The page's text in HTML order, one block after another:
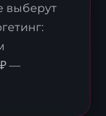
выберут
₽ —